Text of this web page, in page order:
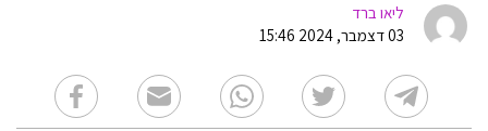
ליאו ברד
03 דצמבר, 2024 15:46